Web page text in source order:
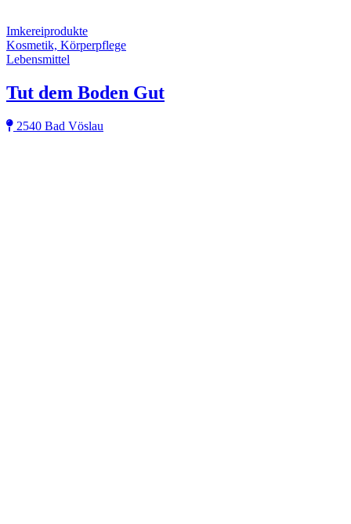
Imkereiprodukte
Kosmetik, Körperpflege
Lebensmittel
Tut dem Boden Gut
2540 Bad Vöslau